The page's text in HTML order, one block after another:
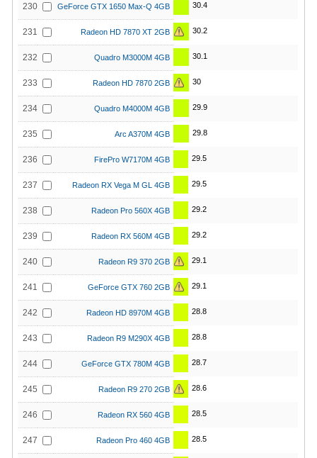
230 GeForce GTX 1650 Max-Q 4GB 30.4
231 Radeon HD 7870 XT 2GB 30.2
232 Quadro M3000M 4GB 30.1
233 Radeon HD 7870 2GB 30
234 Quadro M4000M 4GB 29.9
235 Arc A370M 4GB 29.8
236 FirePro W7170M 4GB 29.5
237 Radeon RX Vega M GL 4GB 29.5
238 Radeon Pro 560X 4GB 29.2
239 Radeon RX 560M 4GB 29.2
240 Radeon R9 370 2GB 29.1
241 GeForce GTX 760 2GB 29.1
242 Radeon HD 8970M 4GB 28.8
243 Radeon R9 M290X 4GB 28.8
244 GeForce GTX 780M 4GB 28.7
245 Radeon R9 270 2GB 28.6
246 Radeon RX 560 4GB 28.5
247 Radeon Pro 460 4GB 28.5